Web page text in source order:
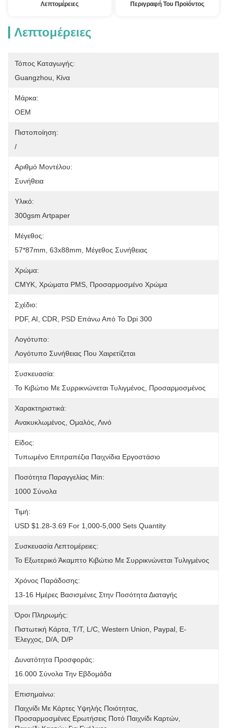
Λεπτομέρειες Περιγραφή Του Προϊόντος
Λεπτομέρειες
Τόπος Καταγωγής:
Guangzhou, Κίνα
Μάρκα:
OEM
Πιστοποίηση:
/
Αριθμό Μοντέλου:
Συνήθεια
Υλικό:
300gsm Artpaper
Μέγεθος:
57*87mm, 63x88mm, Μέγεθος Συνήθειας
Χρώμα:
CMYK, Χρώματα PMS, Προσαρμοσμένο Χρώμα
Σχέδιο:
PDF, AI, CDR, PSD Επάνω Από Το Dpi 300
Λογότυπο:
Λογότυπο Συνήθειας Που Χαιρετίζεται
Συσκευασία:
Το Κιβώτιο Με Συρρικνώνεται Τυλιγμένος, Προσαρμοσμένος
Χαρακτηριστικά:
Ανακυκλωμένος, Ομαλός, Λινό
Είδος:
Τυπωμένο Επιτραπέζια Παιχνίδια Εργοστάσιο
Ποσότητα Παραγγελίας Min:
1000 Σύνολα
Τιμή:
USD $1.28-3.69 For 1,000-5,000 Sets Quantity
Συσκευασία Λεπτομέρειες:
Το Εξωτερικό Άκαμπτο Κιβώτιο Με Συρρικνώνεται Τυλιγμένος
Χρόνος Παράδοσης:
13-16 Ημέρες Βασισμένες Στην Ποσότητα Διαταγής
Όροι Πληρωμής:
Πιστωτική Κάρτα, T/T, L/C, Western Union, Paypal, Ε-
Έλεγχος, D/A, D/P
Δυνατότητα Προσφοράς:
16.000 Σύνολα Την Εβδομάδα
Επισημαίνω:
Παιχνίδι Με Κάρτες Υψηλής Ποιότητας
Προσαρμοσμένες Ερωτήσεις Ποτό Παιχνίδι Καρτών